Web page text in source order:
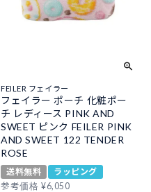
FEILER フェイラー
フェイラー ポーチ 化粧ポー
チ レディース PINK AND
SWEET ピンク FEILER PINK
AND SWEET 122 TENDER
ROSE
送料無料
ラッピング
参考価格 ¥6,050